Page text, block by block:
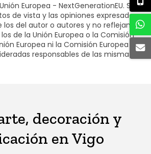
Europea - NextGenerationEU. Sin
de vista y las opiniones expresadas
del autor o autores y no reflejan
de la Unión Europea o la Comisión
Europea ni la Comisión Europea
responsables de las mismas.
decoración y
en Vigo